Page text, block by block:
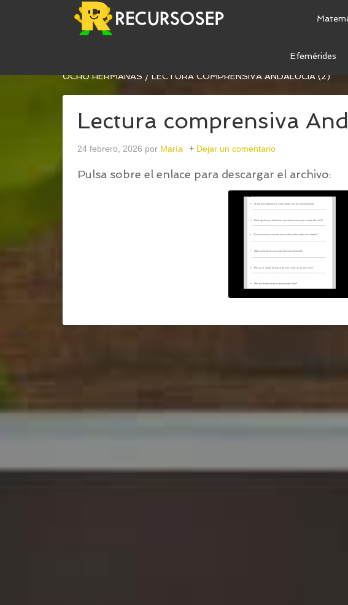
Efemérides
LECTURA COMPRENSIVA POR EL
OCHO HERMANAS / LECTURA COMPRENSIVA ANDALUCIA (2)
Lectura comprensiva
24 febrero, 2026 por María Dejar un comentario
Pulsa sobre el enlace para descargar el archivo: